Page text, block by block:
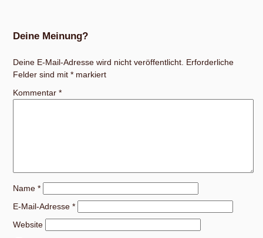
Deine Meinung?
Deine E-Mail-Adresse wird nicht veröffentlicht. Erforderliche
Felder sind mit* markiert
Kommentar*
Name*
E-Mail-Adresse*
Website